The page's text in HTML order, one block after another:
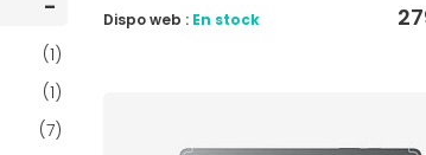
(1)
(1)
(7)
Dispo web : En stock